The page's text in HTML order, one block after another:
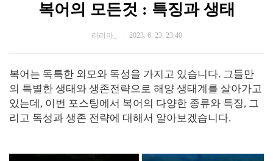
복어의 모든것 : 특징과 생태
리리아_ 2023. 6. 23. 23:40
복어는 독특한 외모와 독성을 가지고 있습니다. 그들만
의 특별한 생태와 생존전략으로 해양 생태계를 살아가고
있는데, 이번 포스팅에서 복어의 다양한 종류와 특징, 그
리고 독성과 생존 전략에 대해서 알아보겠습니다.